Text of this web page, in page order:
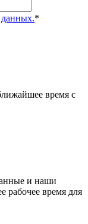
данных.*
время с
и наши
рабочее время для